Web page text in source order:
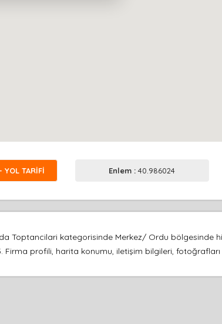
TARİFİ Enlem :40.986024
Toptancilari kategorisinde Merkez/ Ordu bölgesinde
Firma profili, harita konumu, iletişim bilgileri,